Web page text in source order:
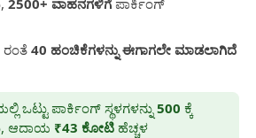
2500+ ವಾಹನಗಳಿಗೆ ಪಾರ್ಕಿಂಗ್
ರಂತೆ40 ಹಂಚಿಕೆಗಳನ್ನು ಈಗಾಗಲೇ ಮಾಡಲಾಗಿದೆ
ಒಟ್ಟು ಪಾರ್ಕಿಂಗ್ ಸ್ಥಳಗಳನ್ನು500 ಕ್ಕೆ
ಆದಾಯ ₹43 ಕೋಟಿಹೆಚ್ಚಳ